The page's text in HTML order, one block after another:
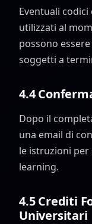
Eventuali
utilizzati al
possono
soggetti a
4.4
Dopo il
una email di
le istruzioni per
learning.
4.5 Crediti
Universitari